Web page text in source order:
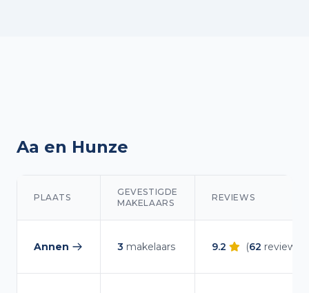
Aa en Hunze
PLAATS
GEVESTIGDE
MAKELAARS
REVIEWS
Annen
— makelaars vergelijken
3 makelaars 9.2 (62 reviews)